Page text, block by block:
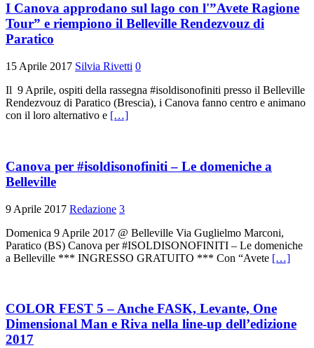
I Canova approdano sul lago con l'”Avete Ragione
Tour” e riempiono il Belleville Rendezvouz di
Paratico
15 Aprile 2017 Silvia Rivetti 0
Il 9 Aprile, ospiti della rassegna #isoldisonofiniti presso il Belleville
Rendezvouz di Paratico (Brescia), i Canova fanno centro e animano
con il loro alternativo e […]
Canova per #isoldisonofiniti – Le domeniche a
Belleville
9 Aprile 2017 Redazione 3
Domenica 9 Aprile 2017 @ Belleville Via Guglielmo Marconi,
Paratico (BS) Canova per #ISOLDISONOFINITI – Le domeniche
a Belleville *** INGRESSO GRATUITO *** Con “Avete […]
COLOR FEST 5 – Anche FASK, Levante, One
Dimensional Man e Riva nella line-up dell’edizione
2017